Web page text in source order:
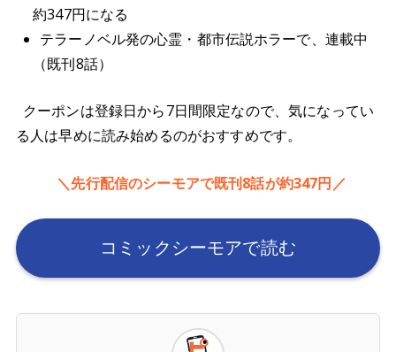
約347円になる
テラーノベル発の心霊・都市伝説ホラーで、連載中
（既刊8話）
クーポンは登録日から7日間限定なので、気になってい
る人は早めに読み始めるのがおすすめです。
＼先行配信のシーモアで既刊8話が約347円／
コミックシーモアで読む